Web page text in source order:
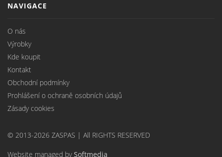
NAVIGACE
O nás
Výrobky
Kde koupit
Kontakt
Obchodní podmínky
Prohlášení o ochraně osobních údajů
Zásady cookies
© 2013-2026 ZASPAS | All RIGHTS RESERVED
Website managed bySoftmedia